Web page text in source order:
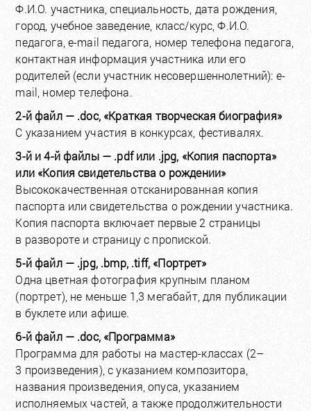
Ф.И.О. участника, специальность, дата рождения,
город, учебное заведение, класс/курс, Ф.И.О.
педагога, e-mail педагога, номер телефона педагога,
контактная информация участника или его
родителей (если участник несовершеннолетний): e-
mail, номер телефона.
2-й файл — .doc, «Краткая творческая биография»
С указанием участия в конкурсах, фестивалях.
3-й и 4-й файлы — .pdf или .jpg, «Копия паспорта»
или «Копия свидетельства о рождении»
Высококачественная отсканированная копия
паспорта или свидетельства о рождении участника.
Копия паспорта включает первые 2 страницы
в развороте и страницу с пропиской.
5-й файл — .jpg, .bmp, .tiff, «Портрет»
Одна цветная фотография крупным планом
(портрет), не меньше 1,3 мегабайт, для публикации
в буклете или афише.
6-й файл — .doc, «Программа»
Программа для работы на мастер-классах (2–
3 произведения), с указанием композитора,
названия произведения, опуса, указанием
исполняемых частей, а также продолжительности